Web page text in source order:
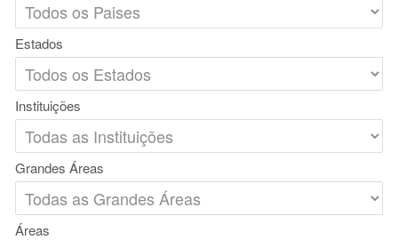
Estados
Instituições
Grandes Áreas
Áreas